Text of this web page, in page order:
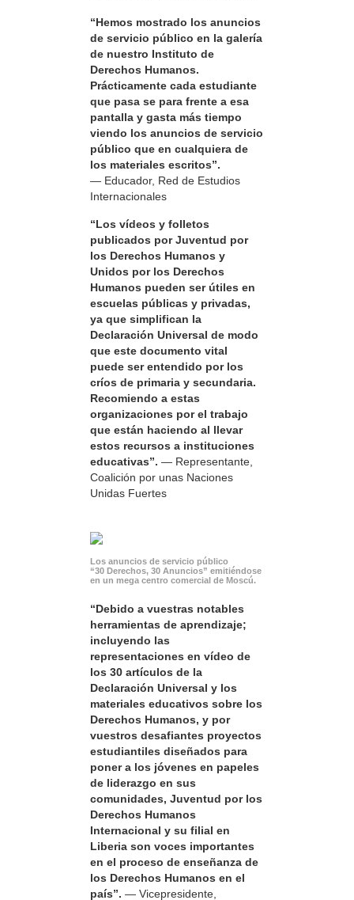
“Hemos mostrado los anuncios
de servicio público en la galería
de nuestro Instituto de
Derechos Humanos.
Prácticamente cada estudiante
que pasa se para frente a esa
pantalla y gasta más tiempo
viendo los anuncios de servicio
público que en cualquiera de
los materiales escritos”.
— Educador, Red de Estudios
Internacionales
“Los vídeos y folletos
publicados por Juventud por
los Derechos Humanos y
Unidos por los Derechos
Humanos pueden ser útiles en
escuelas públicas y privadas,
ya que simplifican la
Declaración Universal de modo
que este documento vital
puede ser entendido por los
críos de primaria y secundaria.
Recomiendo a estas
organizaciones por el trabajo
que están haciendo al llevar
estos recursos a instituciones
educativas”. — Representante,
Coalición por unas Naciones
Unidas Fuertes
Los anuncios de servicio público
“30 Derechos, 30 Anuncios” emitiéndose
en un mega centro comercial de Moscú.
“Debido a vuestras notables
herramientas de aprendizaje;
incluyendo las
representaciones en vídeo de
los 30 artículos de la
Declaración Universal y los
materiales educativos sobre los
Derechos Humanos, y por
vuestros desafiantes proyectos
estudiantiles diseñados para
poner a los jóvenes en papeles
de liderazgo en sus
comunidades, Juventud por los
Derechos Humanos
Internacional y su filial en
Liberia son voces importantes
en el proceso de enseñanza de
los Derechos Humanos en el
país”. — Vicepresidente,